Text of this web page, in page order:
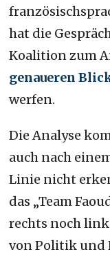
hat die
Koalition zum
genaueren
werfen.
Die Analyse
auch nach
Linie nicht
das „Team
rechts noch
von Politik und